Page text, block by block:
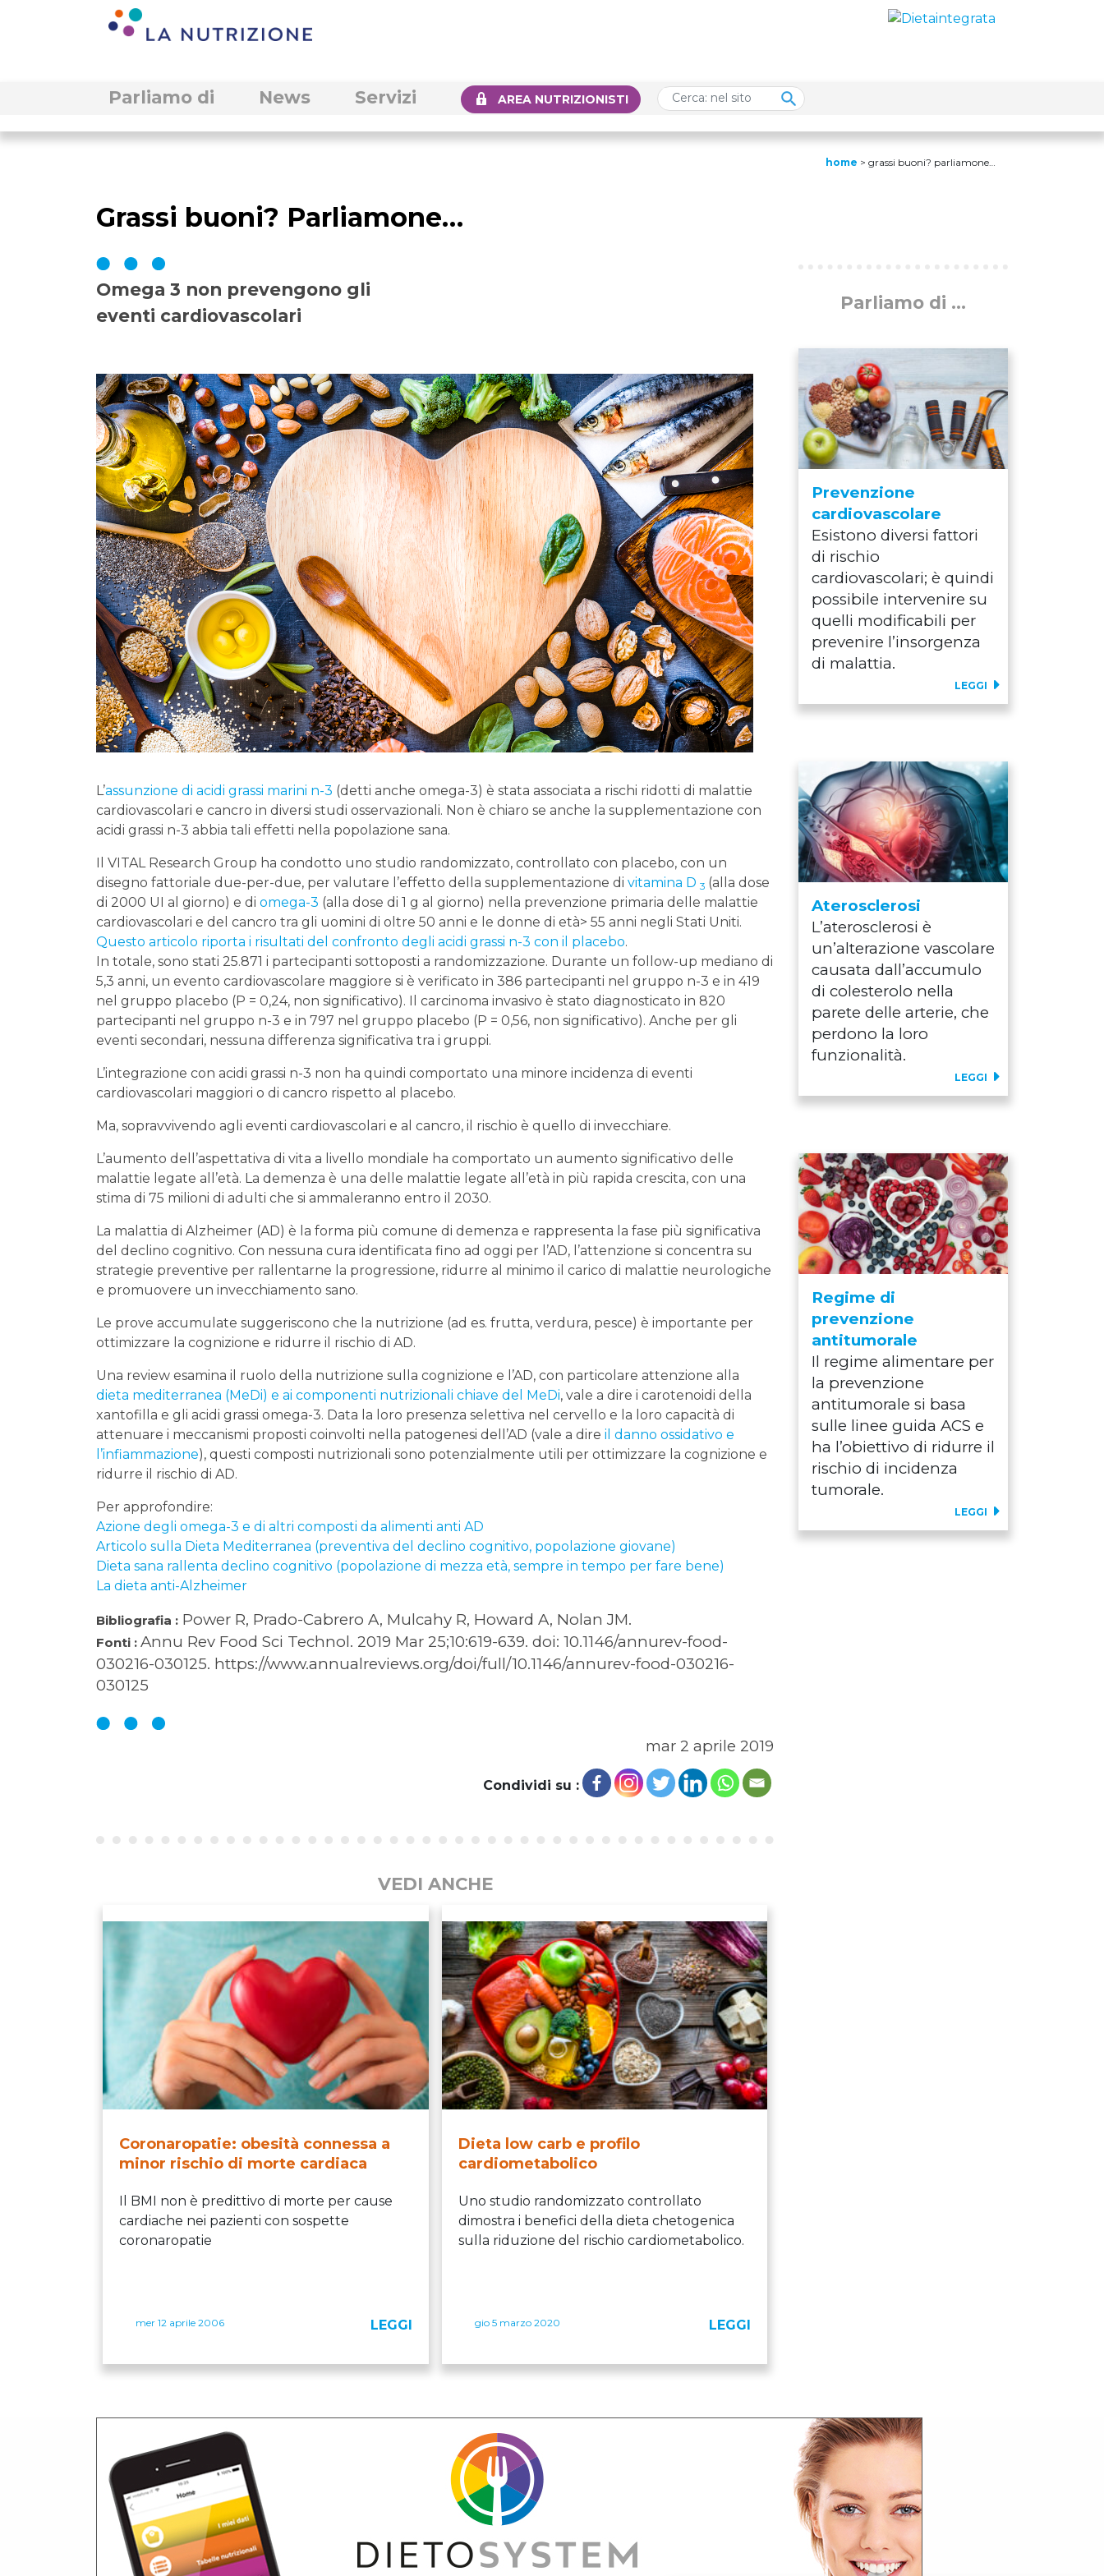
Parliamo di News Servizi AREA NUTRIZIONISTI
home > grassi buoni? parliamone…
Grassi buoni? Parliamone…
Omega 3 non prevengono gli
eventi cardiovascolari
L’assunzione di acidi grassi marini n-3 (detti anche omega-3) è stata associata a rischi ridotti di malattie
cardiovascolari e cancro in diversi studi osservazionali. Non è chiaro se anche la supplementazione con
acidi grassi n-3 abbia tali effetti nella popolazione sana.
Il VITAL Research Group ha condotto uno studio randomizzato, controllato con placebo, con un
disegno fattoriale due-per-due, per valutare l’effetto della supplementazione di vitamina D 3 (alla dose
di 2000 UI al giorno) e di omega-3 (alla dose di 1 g al giorno) nella prevenzione primaria delle malattie
cardiovascolari e del cancro tra gli uomini di oltre 50 anni e le donne di età> 55 anni negli Stati Uniti.
Questo articolo riporta i risultati del confronto degli acidi grassi n-3 con il placebo.
In totale, sono stati 25.871 i partecipanti sottoposti a randomizzazione. Durante un follow-up mediano di
5,3 anni, un evento cardiovascolare maggiore si è verificato in 386 partecipanti nel gruppo n-3 e in 419
nel gruppo placebo (P = 0,24, non significativo). Il carcinoma invasivo è stato diagnosticato in 820
partecipanti nel gruppo n-3 e in 797 nel gruppo placebo (P = 0,56, non significativo). Anche per gli
eventi secondari, nessuna differenza significativa tra i gruppi.
L’integrazione con acidi grassi n-3 non ha quindi comportato una minore incidenza di eventi
cardiovascolari maggiori o di cancro rispetto al placebo.
Ma, sopravvivendo agli eventi cardiovascolari e al cancro, il rischio è quello di invecchiare.
L’aumento dell’aspettativa di vita a livello mondiale ha comportato un aumento significativo delle
malattie legate all’età. La demenza è una delle malattie legate all’età in più rapida crescita, con una
stima di 75 milioni di adulti che si ammaleranno entro il 2030.
La malattia di Alzheimer (AD) è la forma più comune di demenza e rappresenta la fase più significativa
del declino cognitivo. Con nessuna cura identificata fino ad oggi per l’AD, l’attenzione si concentra su
strategie preventive per rallentarne la progressione, ridurre al minimo il carico di malattie neurologiche
e promuovere un invecchiamento sano.
Le prove accumulate suggeriscono che la nutrizione (ad es. frutta, verdura, pesce) è importante per
ottimizzare la cognizione e ridurre il rischio di AD.
Una review esamina il ruolo della nutrizione sulla cognizione e l’AD, con particolare attenzione alla
dieta mediterranea (MeDi) e ai componenti nutrizionali chiave del MeDi, vale a dire i carotenoidi della
xantofilla e gli acidi grassi omega-3. Data la loro presenza selettiva nel cervello e la loro capacità di
attenuare i meccanismi proposti coinvolti nella patogenesi dell’AD (vale a dire il danno ossidativo e
l’infiammazione), questi composti nutrizionali sono potenzialmente utili per ottimizzare la cognizione e
ridurre il rischio di AD.
Per approfondire:
Azione degli omega-3 e di altri composti da alimenti anti AD
Articolo sulla Dieta Mediterranea (preventiva del declino cognitivo, popolazione giovane)
Dieta sana rallenta declino cognitivo (popolazione di mezza età, sempre in tempo per fare bene)
La dieta anti-Alzheimer
Bibliografia : Power R, Prado-Cabrero A, Mulcahy R, Howard A, Nolan JM.
Fonti : Annu Rev Food Sci Technol. 2019 Mar 25;10:619-639. doi: 10.1146/annurev-food-
030216-030125. https://www.annualreviews.org/doi/full/10.1146/annurev-food-030216-
030125
mar 2 aprile 2019
Condividi su :
VEDI ANCHE
Coronaropatie: obesità connessa a
minor rischio di morte cardiaca
Il BMI non è predittivo di morte per cause
cardiache nei pazienti con sospette
coronaropatie
mer 12 aprile 2006 LEGGI
Dieta low carb e profilo
cardiometabolico
Uno studio randomizzato controllato
dimostra i benefici della dieta chetogenica
sulla riduzione del rischio cardiometabolico.
gio 5 marzo 2020 LEGGI
Parliamo di ...
Prevenzione
cardiovascolare
Esistono diversi fattori
di rischio
cardiovascolari; è quindi
possibile intervenire su
quelli modificabili per
prevenire l’insorgenza
di malattia.
LEGGI
Aterosclerosi
L’aterosclerosi è
un’alterazione vascolare
causata dall’accumulo
di colesterolo nella
parete delle arterie, che
perdono la loro
funzionalità.
LEGGI
Regime di
prevenzione
antitumorale
Il regime alimentare per
la prevenzione
antitumorale si basa
sulle linee guida ACS e
ha l’obiettivo di ridurre il
rischio di incidenza
tumorale.
LEGGI